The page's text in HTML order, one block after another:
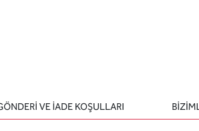
VE İADE KOŞULLARI